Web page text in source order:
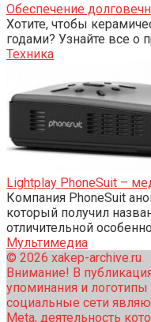
Обеспечение
Хотите, чтобы
годами? Узнайте все о
Техника
Lightplay PhoneSuit –
Компания PhoneSuit
который получил
отличительной
Мультимедиа
© 2026 xakep-archive.ru
Внимание! В
упоминания и
социальные сети
Meta, деятельность